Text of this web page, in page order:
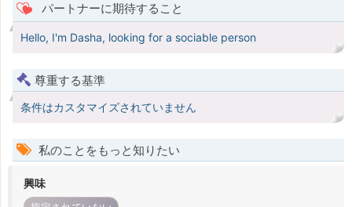
パートナーに期待すること
Hello, I'm Dasha, looking for a sociable person
尊重する基準
条件はカスタマイズされていません
私のことをもっと知りたい
興味